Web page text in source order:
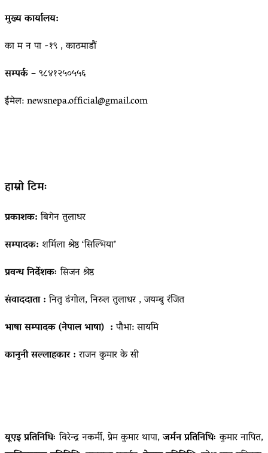
मुख्य कार्यालय:
का म न पा -१९ , काठमाडौं
सम्पर्क –९८४१२५०५५६
ईमेल: newsnepa.official@gmail.com
हाम्रो टिमः
प्रकाशक:बिगेन तुलाधर
सम्पादक: शर्मिला श्रेष्ठ ‘सिल्भिया’
प्रवन्ध निर्देशकःसिजन श्रेष्ठ
संवाददाता :नितु डंगोल, निरुल तुलाधर , जयम्बु रंजित
भाषा सम्पादक (नेपाल भाषा) :पौभा: सायमि
कानुनी सल्लाहकार :राजन कुमार के सी
यूएइ प्रतिनिधिः विरेन्द्र नकर्मी, प्रेम कुमार थापा,जर्मन प्रतिनिधिः कुमार नापित,